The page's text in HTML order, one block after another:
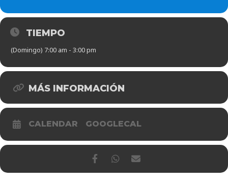
TIEMPO
(Domingo) 7:00 am - 3:00 pm
MÁS INFORMACIÓN
CALENDAR GOOGLECAL